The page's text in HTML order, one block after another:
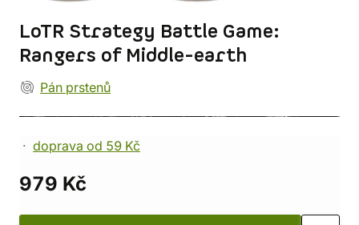
LoTR Strategy Battle Game:
Rangers of Middle-earth
Pán prstenů
doprava od 59 Kč
979 Kč